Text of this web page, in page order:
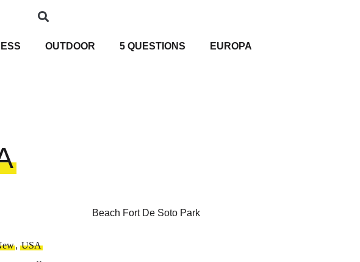
OUTDOOR 5 QUESTIONS EUROPA
, USA